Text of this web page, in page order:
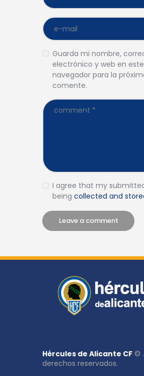
Guarda mi nombre,
electrónico y web en este
navegador para la
comente.
I agree that my
being collected and
Hércules de Alicante CF ©
derechos reservados.